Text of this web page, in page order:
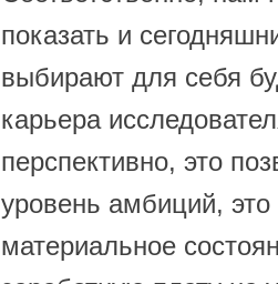
показать и
выбирают для себя
карьера
перспективно, это
уровень амбиций, это
материальное